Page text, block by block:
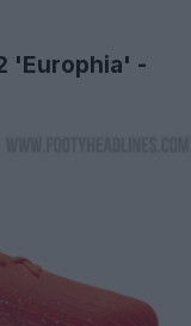
'Europhia' -